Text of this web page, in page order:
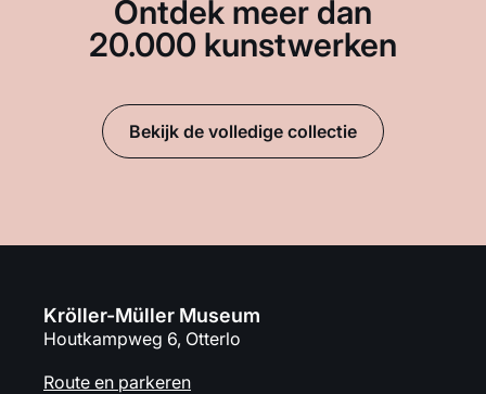
Ontdek meer dan
20.000 kunstwerken
Bekijk de volledige collectie
Kröller-Müller Museum
Houtkampweg 6, Otterlo
Route en parkeren